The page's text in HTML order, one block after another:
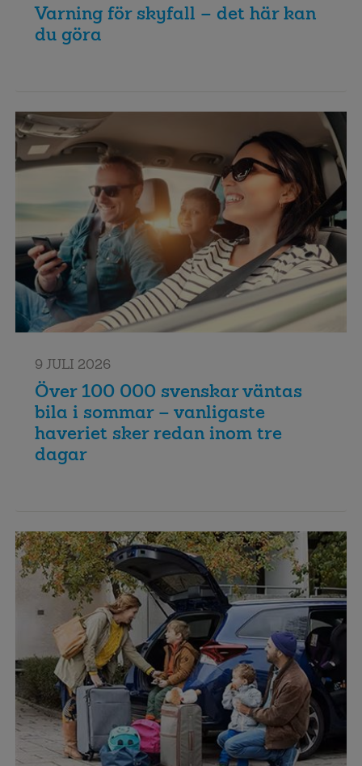
Varning för skyfall – det här kan
du göra
9 JULI 2026
Över 100 000 svenskar väntas
bila i sommar – vanligaste
haveriet sker redan inom tre
dagar